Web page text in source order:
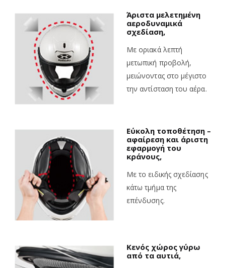
Άριστα μελετημένη
αεροδυναμικά
σχεδίαση,
Με οριακά λεπτή
μετωπική προβολή,
μειώνοντας στο μέγιστο
την αντίσταση του αέρα.
Εύκολη τοποθέτηση –
αφαίρεση και άριστη
εφαρμογή του
κράνους,
Με το ειδικής σχεδίασης
κάτω τμήμα της
επένδυσης.
Κενός χώρος γύρω
από τα αυτιά,